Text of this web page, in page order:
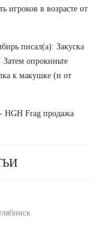
игроков в возрасте от
писал(а): Закуска
Затем опрокиньте
к макушке (и от
HGH Frag продажа